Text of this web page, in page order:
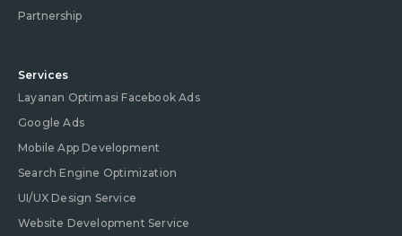
Partnership
Services
Layanan Optimasi Facebook Ads
Google Ads
Mobile App Development
Search Engine Optimization
UI/UX Design Service
Website Development Service